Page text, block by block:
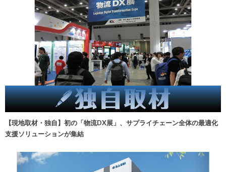
【現地取材・独自】初の「物流DX展」、サプライチェーン全体の最適化
支援ソリューションが集結